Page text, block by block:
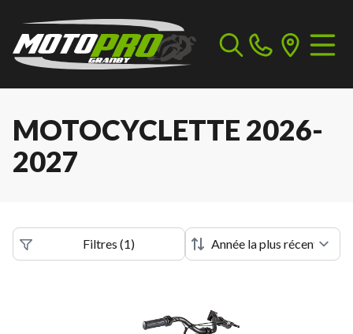
MOTOCYCLETTE 2026-
2027
Filtres (1)